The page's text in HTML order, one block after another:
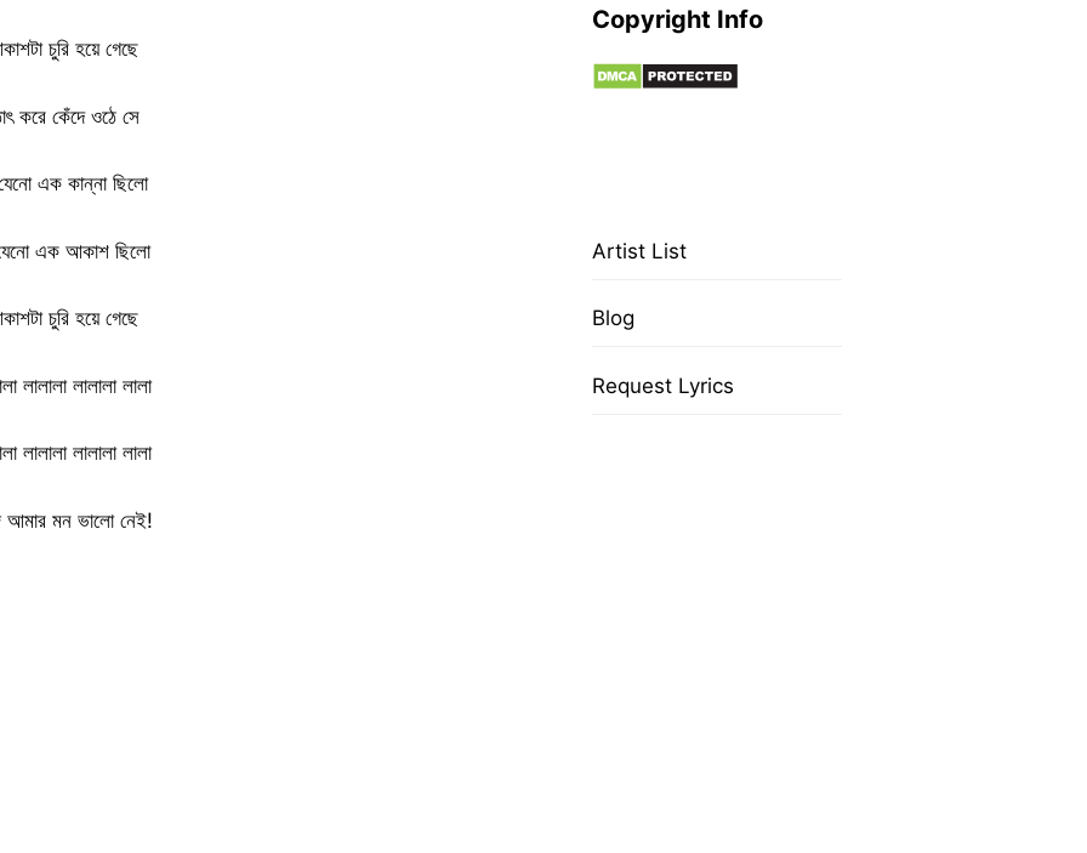
চুরি হয়ে গেছে
করে কেঁদে ওঠে সে
এক কান্না ছিলো
এক আকাশ ছিলো
চুরি হয়ে গেছে
লালালা লালালা লালা
লালালা লালালা লালা
মন ভালো নেই!
Copyright Info
Artist List
Blog
Request Lyrics